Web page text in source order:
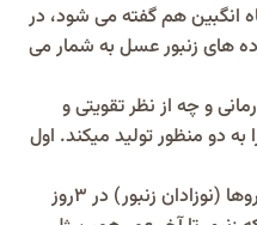
انگبین هم گفته می شود، در
های زنبور عسل به شمار می
و چه از نظر تقویتی و
دو منظور تولید میکند. اول
ماده ی غذایی اصلی برای پرورش لاروها (نوزادان زنبور) در ۳روز